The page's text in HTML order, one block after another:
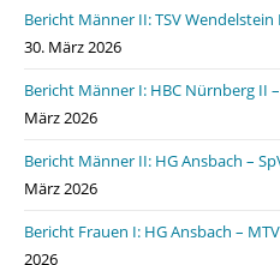
Bericht Männer II: TSV Wendelstein
30. März 2026
Bericht Männer I: HBC Nürnberg II
März 2026
Bericht Männer II: HG Ansbach –
März 2026
Bericht Frauen I: HG Ansbach –
2026